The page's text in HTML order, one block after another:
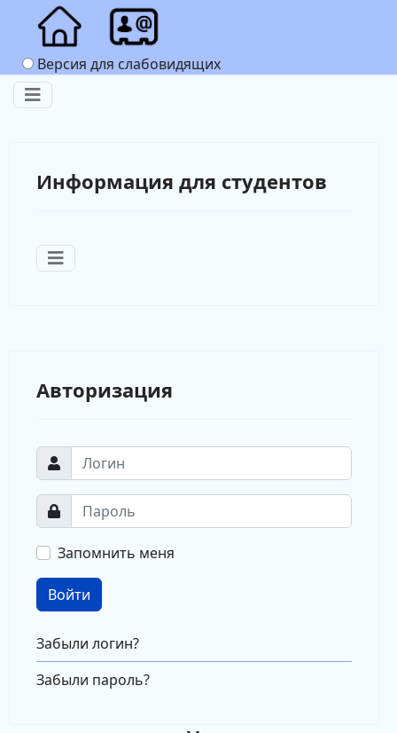
Версия для слабовидящих
Информация для студентов
Авторизация
Запомнить меня
Войти
Забыли логин?
Забыли пароль?